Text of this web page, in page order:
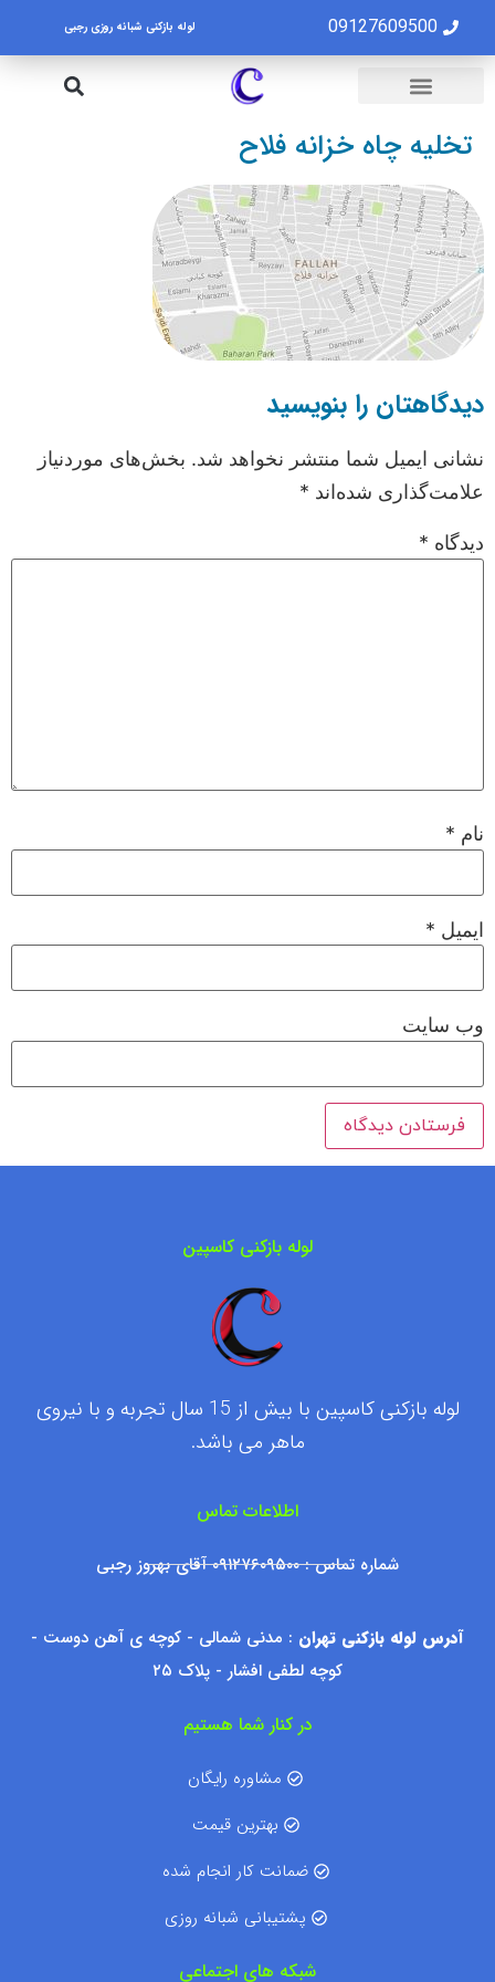
09127609500 لوله بازکنی شبانه روزی رجبی
تخلیه چاه خزانه فلاح
دیدگاهتان را بنویسید
نشانی ایمیل شما منتشر نخواهد شد. بخش‌های موردنیاز
علامت‌گذاری شده‌اند *
دیدگاه *
نام *
ایمیل *
وب‌ سایت
لوله بازکنی کاسپین
لوله بازکنی کاسپین با بیش از 15 سال تجربه و با نیروی
ماهر می باشد.
اطلاعات تماس
شماره تماس : ۰۹۱۲۷۶۰۹۵۰۰ آقای بهروز رجبی
آدرس لوله بازکنی تهران : مدنی شمالی - کوچه ی آهن دوست -
کوچه لطفی افشار - پلاک ۲۵
در کنار شما هستیم
مشاوره رایگان
بهترین قیمت
ضمانت کار انجام شده
پشتیبانی شبانه روزی
شبکه های اجتماعی